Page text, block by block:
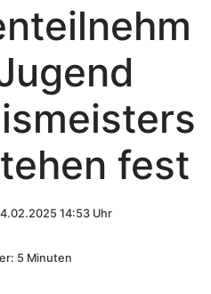
fest
14:53 Uhr
5 Minuten